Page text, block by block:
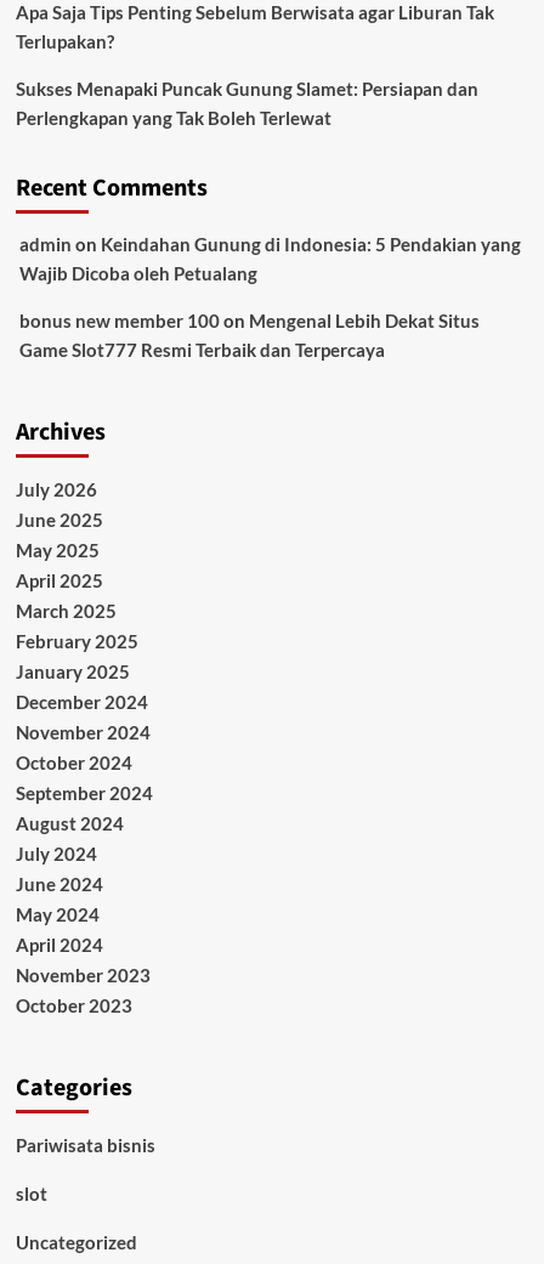
Apa Saja Tips Penting Sebelum Berwisata agar Liburan Tak
Terlupakan?
Sukses Menapaki Puncak Gunung Slamet: Persiapan dan
Perlengkapan yang Tak Boleh Terlewat
Recent Comments
admin on Keindahan Gunung di Indonesia: 5 Pendakian yang
Wajib Dicoba oleh Petualang
bonus new member 100on Mengenal Lebih Dekat Situs
Game Slot777 Resmi Terbaik dan Terpercaya
Archives
July 2026
June 2025
May 2025
April 2025
March 2025
February 2025
January 2025
December 2024
November 2024
October 2024
September 2024
August 2024
July 2024
June 2024
May 2024
April 2024
November 2023
October 2023
Categories
Pariwisata bisnis
slot
Uncategorized